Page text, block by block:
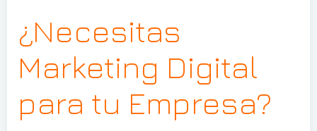
¿Necesitas
Marketing Digital
para tu Empresa?